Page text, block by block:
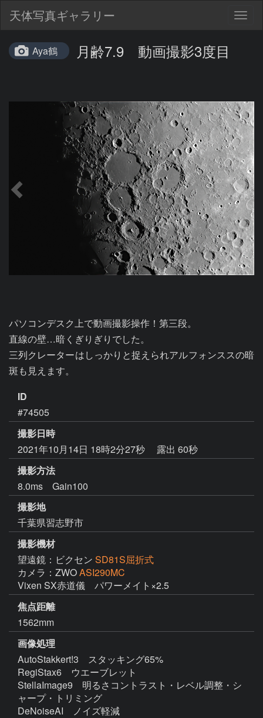
天体写真ギャラリー
Aya鶴 月齢7.9 動画撮影3度目
パソコンデスク上で動画撮影操作！第三段。
直線の壁…暗くぎりぎりでした。
三列クレーターはしっかりと捉えられアルフォンススの暗
斑も見えます。
ID
#74505
撮影日時
2021年10月14日 18時2分27秒
露出 60秒
撮影方法
8.0ms Gain100
撮影地
千葉県習志野市
撮影機材
望遠鏡：ビクセン SD81S屈折式
カメラ：ZWOASI290MC
Vixen SX赤道儀　パワーメイト×2.5
焦点距離
1562mm
画像処理
AutoStakkert!3　スタッキング65%
RegiStax6　ウエーブレット
StellaImage9　明るさコントラスト・レベル調整・シ
ャープ・トリミング
DeNoiseAI　ノイズ軽減